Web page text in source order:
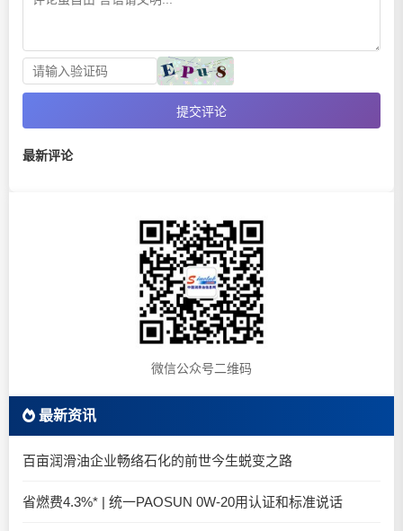
提交评论
最新评论
微信公众号二维码
最新资讯
百亩润滑油企业畅络石化的前世今生蜕变之路
省燃费4.3%* | 统一PAOSUN 0W-20用认证和标准说话